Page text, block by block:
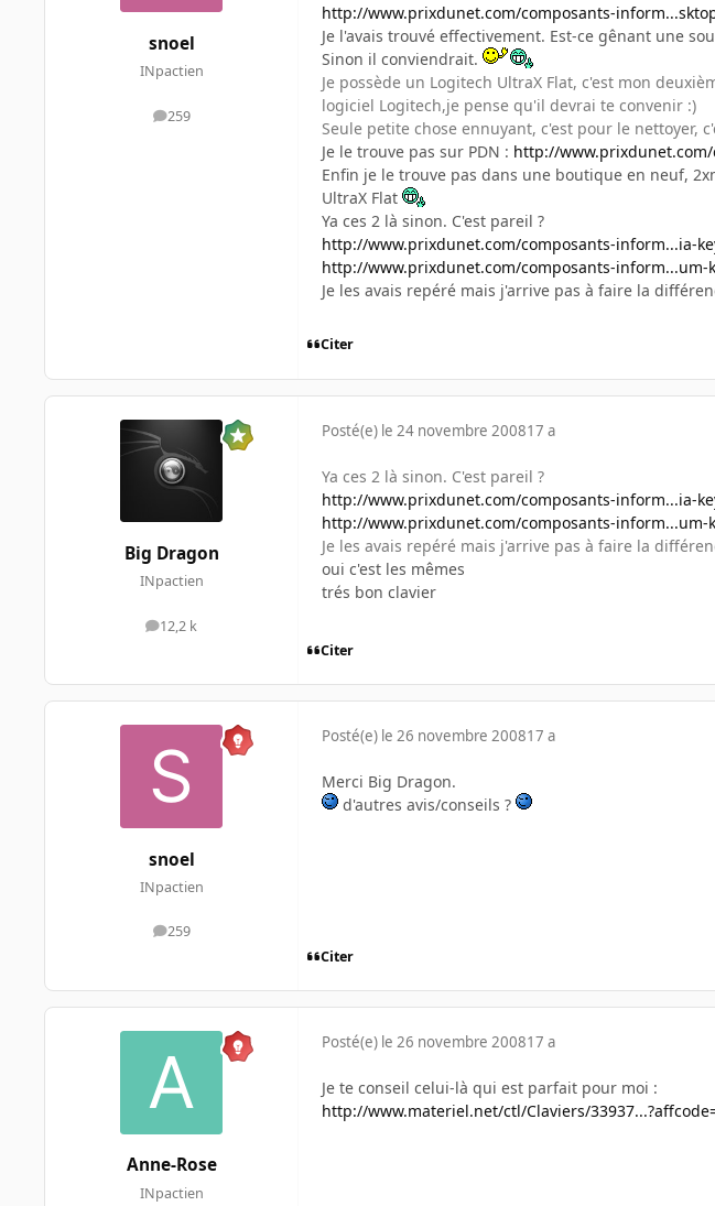
snoel
INpactien
259
messages
http://www.prixdunet.com/composants-
Je l'avais trouvé effectivement. Est-ce gênant une
Sinon il conviendrait.
Je possède un Logitech UltraX Flat, c'est mon
logiciel Logitech,je pense qu'il devrai te convenir :)
Seule petite chose ennuyant, c'est pour le nettoyer,
Je le trouve pas sur PDN : http://
Enfin je le trouve pas dans une boutique en neuf,
UltraX Flat
Ya ces 2 là sinon. C'est pareil ?
http://www.prixdunet.com/composants-inform...ia-
http://www.prixdunet.com/composants-inform...um-
Je les avais repéré mais j'arrive pas à faire la
Citer
Big Dragon
INpactien
12,2 k
messages
Posté(e) le 24 novembre 200817 a
Ya ces 2 là sinon. C'est pareil ?
http://www.prixdunet.com/composants-inform...ia-
http://www.prixdunet.com/composants-inform...um-
Je les avais repéré mais j'arrive pas à faire la
oui c'est les mêmes
trés bon clavier
Citer
snoel
INpactien
259
messages
Posté(e) le 26 novembre 200817 a
Merci Big Dragon.
d'autres avis/conseils ?
Citer
Anne-Rose
INpactien
Posté(e) le 26 novembre 200817 a
Je te conseil celui-là qui est parfait pour moi :
http://www.materiel.net/ctl/Claviers/